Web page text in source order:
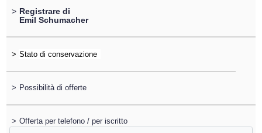
> Registrare di
Emil Schumacher
>
> Possibilità di offerte
> Offerta per telefono / per iscritto